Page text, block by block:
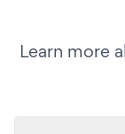
Learn more